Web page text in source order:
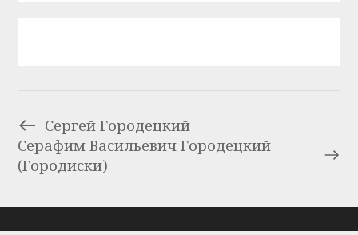
Сергей Городецкий
Серафим Васильевич Городецкий
(Городиски)